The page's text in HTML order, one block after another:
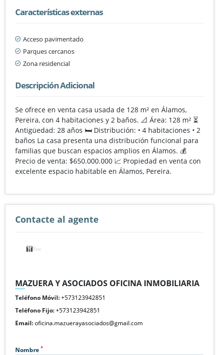
Características externas
Acceso pavimentado
Parques cercanos
Zona residencial
Descripción Adicional
Se ofrece en venta casa usada de 128 m² en Álamos,
Pereira, con 4 habitaciones y 2 baños. 📐 Área: 128 m² ⏳
Antigüedad: 28 años 🛏️ Distribución: • 4 habitaciones • 2
baños La casa presenta una distribución funcional para
familias que buscan espacios amplios en Álamos. 💰
Precio de venta: $650.000.000 📈 Propiedad en venta con
excelente espacio habitable en Álamos, Pereira.
Contacte al agente
MAZUERA Y ASOCIADOS OFICINA INMOBILIARIA
Teléfono Móvil:+573123942851
Teléfono Fijo:+573123942851
Email:oficina.mazuerayasociados@gmail.com
Nombre *